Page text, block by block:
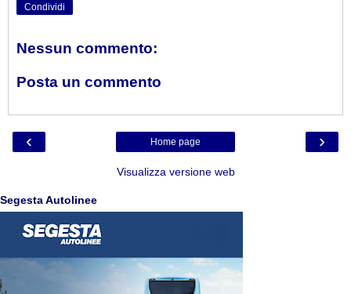
Condividi
Nessun commento:
Posta un commento
‹ ›
Home page
Visualizza versione web
Segesta Autolinee